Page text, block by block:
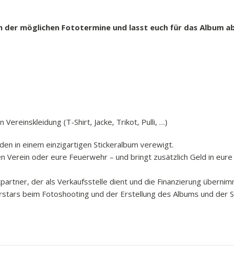
möglichen Fototermine und lasst euch für das Album
(T-Shirt, Jacke, Trikot, Pulli, …)
in einem einzigartigen Stickeralbum verewigt.
oder eure Feuerwehr – und bringt zusätzlich Geld in eure
der als Verkaufsstelle dient und die Finanzierung
beim Fotoshooting und der Erstellung des Albums und der